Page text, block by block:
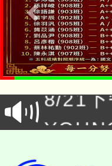
「本
場熱
8/21下
徵才活